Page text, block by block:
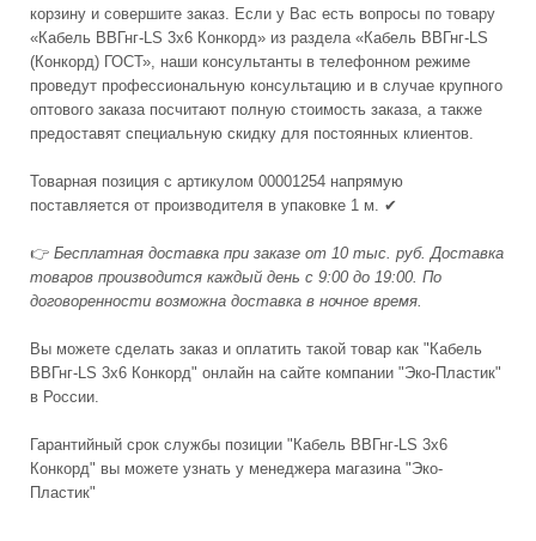
корзину и совершите заказ. Если у Вас есть вопросы по товару
«Кабель ВВГнг-LS 3x6 Конкорд» из раздела «Кабель ВВГнг-LS
(Конкорд) ГОСТ», наши консультанты в телефонном режиме
проведут профессиональную консультацию и в случае крупного
оптового заказа посчитают полную стоимость заказа, а также
предоставят специальную скидку для постоянных клиентов.
Товарная позиция с артикулом 00001254 напрямую
поставляется от производителя в упаковке 1 м. ✔
👉 Бесплатная доставка при заказе от 10 тыс. руб. Доставка
товаров производится каждый день с 9:00 до 19:00. По
договоренности возможна доставка в ночное время.
Вы можете сделать заказ и оплатить такой товар как "Кабель
ВВГнг-LS 3x6 Конкорд" онлайн на сайте компании "Эко-Пластик"
в России.
Гарантийный срок службы позиции "Кабель ВВГнг-LS 3x6
Конкорд" вы можете узнать у менеджера магазина "Эко-
Пластик"